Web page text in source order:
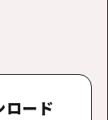
ロード